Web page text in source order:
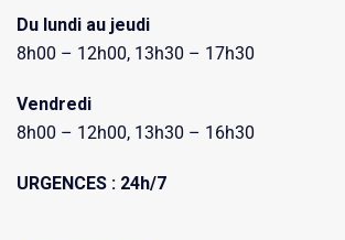
Du lundi au jeudi
8h00 – 12h00, 13h30 – 17h30
Vendredi
8h00 – 12h00, 13h30 – 16h30
URGENCES : 24h/7